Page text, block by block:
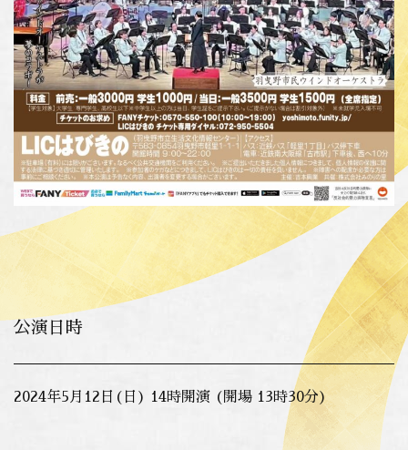
公演日時
2024年5月12日(日) 14時開演 (開場 13時30分)